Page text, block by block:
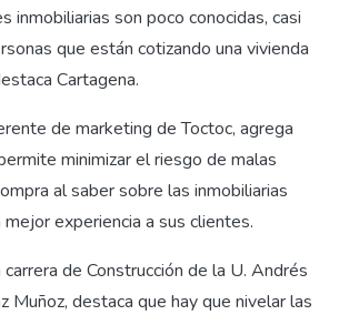
inmobiliarias son poco conocidas, casi
que están cotizando una vivienda
Cartagena.
de marketing de Toctoc, agrega
minimizar el riesgo de malas
al saber sobre las inmobiliarias
experiencia a sus clientes.
de Construcción de la U. Andrés
Muñoz, destaca que hay que nivelar las